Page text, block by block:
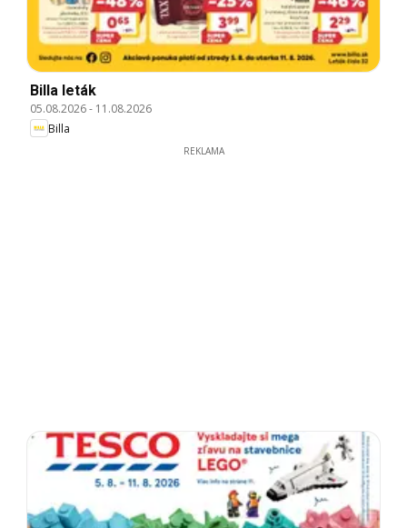
Billa leták
05.08.2026- 11.08.2026
Billa
REKLAMA